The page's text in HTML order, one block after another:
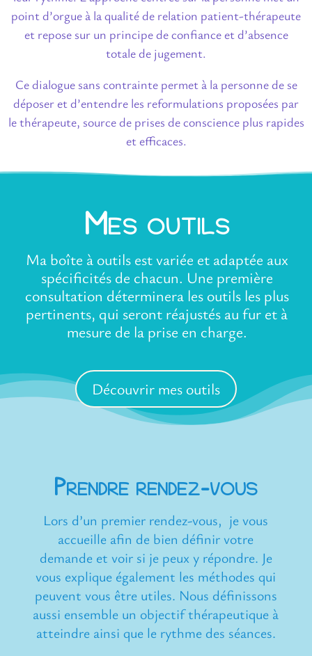
point d’orgue à la qualité de relation patient-thérapeute
et repose sur un principe de confiance et d’absence
totale de jugement.
Ce dialogue sans contrainte permet à la personne de se
déposer et d’entendre les reformulations proposées par
le thérapeute, source de prises de conscience plus rapides
et efficaces.
Mes outils
Ma boîte à outils est variée et adaptée aux
spécificités de chacun. Une première
consultation déterminera les outils les plus
pertinents, qui seront réajustés au fur et à
mesure de la prise en charge.
Découvrir mes outils
Prendre rendez-vous
Lors d’un premier rendez-vous, je vous
accueille afin de bien définir votre
demande et voir si je peux y répondre. Je
vous explique également les méthodes qui
peuvent vous être utiles. Nous définissons
aussi ensemble un objectif thérapeutique à
atteindre ainsi que le rythme des séances.